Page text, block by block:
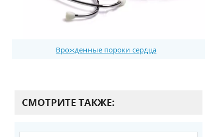
Врожденные пороки сердца
СМОТРИТЕ ТАКЖЕ: